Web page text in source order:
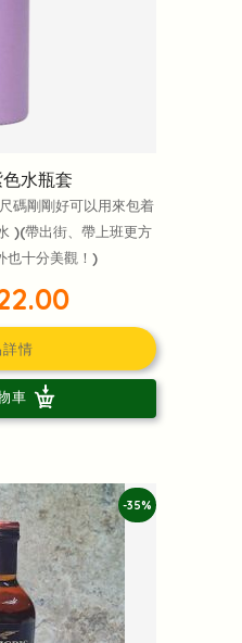
水瓶套
碼剛剛好可以用來包着
)(帶出街、帶上班更方
也十分美觀！)
情
車
-35%